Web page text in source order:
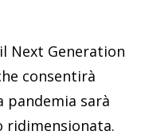
Next Generation
consentirà
pandemia sarà
ridimensionata.